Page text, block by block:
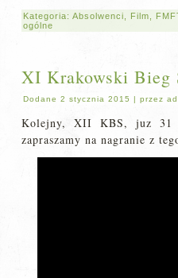
Kategoria:Absolwenci Film
ogólne
XI Krakowski Bieg
Dodane 2 stycznia 2015 |przez
Kolejny, XII KBS, juz 31
zapraszamy na nagranie z